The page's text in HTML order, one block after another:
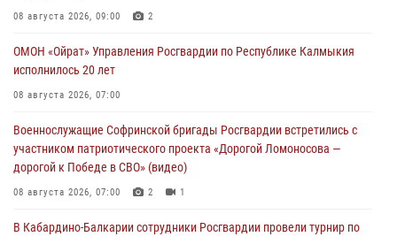
08 августа 2026, 09:00 2
ОМОН «Ойрат» Управления Росгвардии по Республике Калмыкия
исполнилось 20 лет
08 августа 2026, 07:00
Военнослужащие Софринской бригады Росгвардии встретились с
участником патриотического проекта «Дорогой Ломоносова —
дорогой к Победе в СВО» (видео)
08 августа 2026, 07:00 2 1
В Кабардино-Балкарии сотрудники Росгвардии провели турнир по